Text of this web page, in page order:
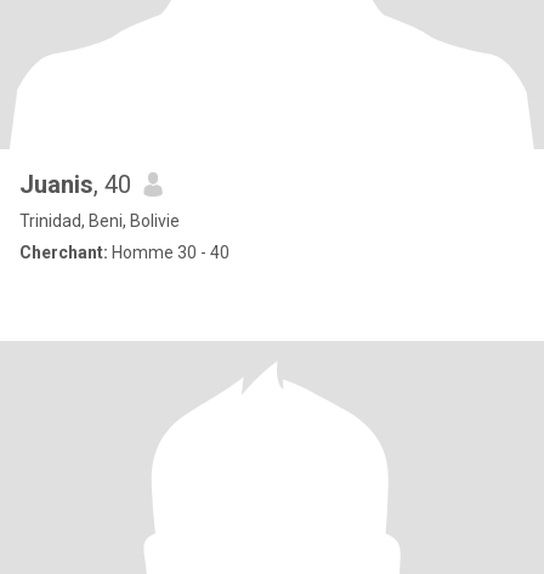
Juanis, 40
Trinidad, Beni, Bolivie
Cherchant: Homme 30 - 40